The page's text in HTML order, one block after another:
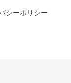
シーポリシー